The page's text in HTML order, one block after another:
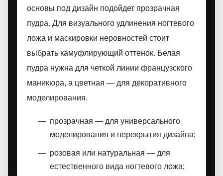
основы под дизайн подойдет прозрачная
пудра. Для визуального удлинения ногтевого
ложа и маскировки неровностей стоит
выбрать камуфлирующий оттенок. Белая
пудра нужна для четкой линии французского
маникюра, а цветная — для декоративного
моделирования.
прозрачная — для универсального
моделирования и перекрытия дизайна;
розовая или натуральная — для
естественного вида ногтевого ложа;